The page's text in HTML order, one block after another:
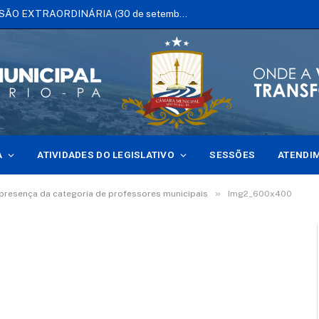
EDITAL DE CONVOCAÇÃO DE SESSÃO EXTRAORDINÁRIA (30 de setembro de 2025)
ATIVIDADES DO LEGISLATIVO SESSÕES
da categoria de professores municipais » Img2_600x400